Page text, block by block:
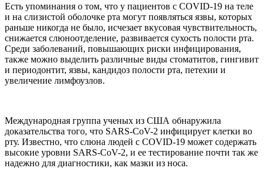
Есть упоминания о том, что у пациентов с COVID-19 на теле
и на слизистой оболочке рта могут появляться язвы, которых
раньше никогда не было, исчезает вкусовая чувствительность,
снижается слюноотделение, развивается сухость полости рта.
Среди заболеваний, повышающих риски инфицирования,
также можно выделить различные виды стоматитов, гингивит
и периодонтит, язвы, кандидоз полости рта, петехии и
увеличение лимфоузлов.
Международная группа ученых из США обнаружила
доказательства того, что SARS-CoV-2 инфицирует клетки во
рту. Известно, что слюна людей с COVID-19 может содержать
высокие уровни SARS-CoV-2, и ее тестирование почти так же
надежно для диагностики, как мазки из носа.